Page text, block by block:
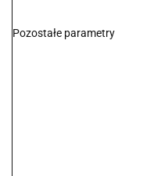
Pozostałe parametry